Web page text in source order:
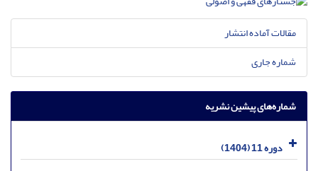
مقالات آماده انتشار
شماره جاری
شماره‌های پیشین نشریه
دوره 11 (1404)